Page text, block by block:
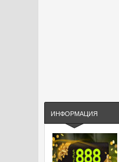
ИНФОРМАЦИЯ